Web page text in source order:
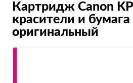
Картридж Canon
красители и бумага
оригинальный